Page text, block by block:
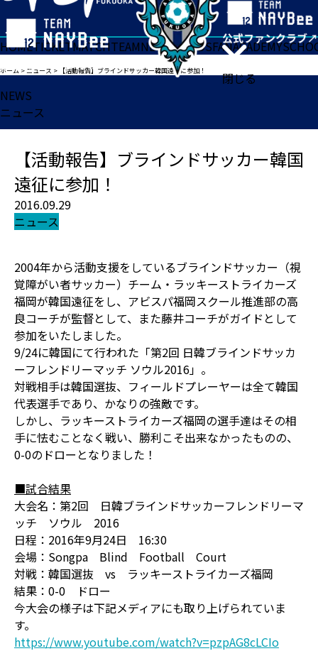
閉じる
HOMETICKETMATCHTEAMNEWSGOODSFANACADEMY
ホーム >ニュース > 【活動報告】ブラインドサッカー韓国遠征に参加！
NEWS
ニュース
【活動報告】ブラインドサッカー韓国
遠征に参加！
2016.09.29
ニュース
2004年から活動支援をしているブラインドサッカー（視
覚障がい者サッカー）チーム・ラッキーストライカーズ
福岡が韓国遠征をし、アビスパ福岡スクール推進部の高
良コーチが監督として、また藤井コーチがガイドとして
参加をいたしました。
9/24に韓国にて行われた「第2回 日韓ブラインドサッカ
ーフレンドリーマッチ ソウル2016」。
対戦相手は韓国選抜、フィールドプレーヤーは全て韓国
代表選手であり、かなりの強敵です。
しかし、ラッキーストライカーズ福岡の選手達はその相
手に怯むことなく戦い、勝利こそ出来なかったものの、
0-0のドローとなりました！
■試合結果
大会名：第2回 日韓ブラインドサッカーフレンドリーマ
ッチ ソウル 2016
日程：2016年9月24日 16:30
会場：Songpa Blind Football Court
対戦：韓国選抜 vs ラッキーストライカーズ福岡
結果：0-0 ドロー
今大会の様子は下記メディアにも取り上げられていま
す。
https://www.youtube.com/watch?v=pzpAG8cLCIo